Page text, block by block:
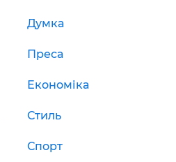
Думка
Преса
Економіка
Стиль
Спорт